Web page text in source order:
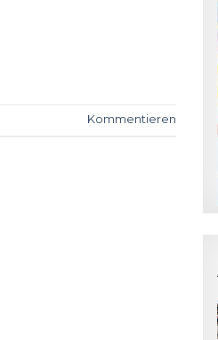
Kommentieren